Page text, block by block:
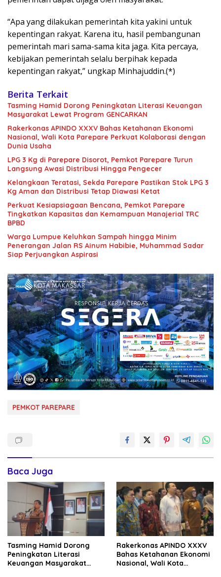
“Apa yang dilakukan pemerintah kita yakini untuk
kepentingan rakyat. Karena itu, hasil pembangunan
pemerintah mari sama-sama kita jaga. Kita percaya,
kebijakan pemerintah selalu berpihak kepada
kepentingan rakyat,” ungkap Minhajuddin.(*)
Berita Terkait
Tasming Hamid Dorong Peningkatan Literasi Keuangan
Masyarakat Lewat Program GENCARKAN
Rakerkonas APINDO XXXV Bahas Ketahanan Ekonomi
Nasional, Wali Kota Parepare Perkuat Kolaborasi dengan
Dunia Usaha
LPG 3 Kg di Parepare Disorot, Pemkot Parepare Turun
Langsung Awasi Distribusi Hingga Pengecer
Kelangkaan Teratasi, Sekda Parepare Pastikan Stok LPG 3
Kg Aman dan Distribusi Tetap Diawasi Ketat
Perkuat Kesiapsiagaan Bencana, Pemkot Parepare
Tingkatkan Kapasitas dan Kemampuan Manajerial TRC
BPBD
Warga Lumpue Keluhkan Sampah hingga Minim
Penerangan Jalan RS Ainum Habibie, Muhammad Sadar
Siap Perjuangkan Aspirasi
PEMKOT PAREPARE
Baca Juga
Tasming Hamid Dorong
Peningkatan Literasi
Keuangan Masyarakat
Rakerkonas APINDO XXXV
Bahas Ketahanan Ekonomi
Nasional, Wali Kota